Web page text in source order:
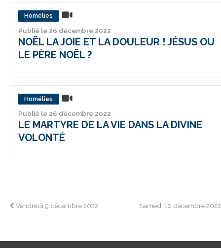
Homélies
Publié le 26 décembre 2022
NOËL LA JOIE ET LA DOULEUR ! JÉSUS OU
LE PÈRE NOËL ?
Homélies
Publié le 26 décembre 2022
LE MARTYRE DE LA VIE DANS LA DIVINE
VOLONTÉ
Navigation
Vendredi 9 décembre 2022 Samedi 10 décembre